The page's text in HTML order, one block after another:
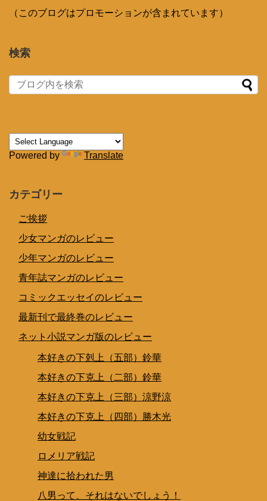
（このブログはプロモーションが含まれています）
検索
Powered by Translate
カテゴリー
ご挨拶
少女マンガのレビュー
少年マンガのレビュー
青年誌マンガのレビュー
コミックエッセイのレビュー
最新刊で最終巻のレビュー
ネット小説マンガ版のレビュー
本好きの下剋上（五部）鈴華
本好きの下克上（二部）鈴華
本好きの下克上（三部）涼野涼
本好きの下克上（四部）勝木光
幼女戦記
ロメリア戦記
神達に拾われた男
八男って、それはないでしょう！